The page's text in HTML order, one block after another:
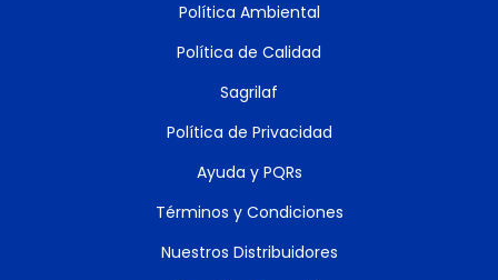
Política Ambiental
Política de Calidad
Sagrilaf
Política de Privacidad
Ayuda y PQRs
Términos y Condiciones
Nuestros Distribuidores